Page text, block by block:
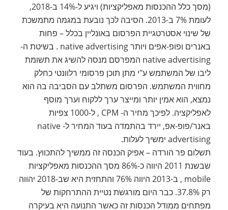
(מסך כלל ההכנסות מאפליקציות) ויגיע ל-14% ב-2018,
לעומת 7% ב-2013. הסיבה לכך נובעת במגמה מתמשכת
של שינוי אסטרטגיית הפרסום באונליין בכלל – פחות
באנרים ופופ-אפים ויותר native advertising . בשיטת ה-
native advertising המפרסם מנסה להשיג את תשומת
ליבו של המשתמש ע"י מתן תוכן פרסומי רלוונטי כחלק
מחווית המשתמש. הפרסום משתלב עם הסביבה בה הוא
נמצא, הוא אמין יותר ומייצר ערך ללקוח וערך מוסף
לאפליקציה. לפיכך מחיר ה- CPM , ל-1000 צפיות
באנר/פופ-אפ, יירד בהתמדה בעוד המחיר ל- native
advertising ימשיך לעלות.
תשלום פר הורדה – אפיק הכנסה זה ממשיך להתכווץ. בעוד
שבשנת 2011 היווה כ-86% מסך ההכנסות מאפליקציות
mobile , ב-2013 היווה 76% והתחזית היא שב-2018 יהווה
רק 37.8%. כבר היום מורגשת נטיית ההתרחקות של
מפתחים ממודל הכנסות זה כאשר התנועה היא בעיקרה